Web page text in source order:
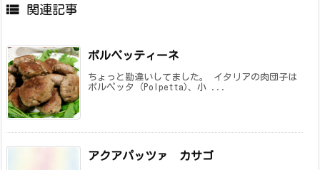
 関連記事
ポルペッティーネ
ちょっと勘違いしてました。 イタリアの肉団子は
ポルペッタ（Polpetta)、小 ...
アクアパッツァ カサゴ